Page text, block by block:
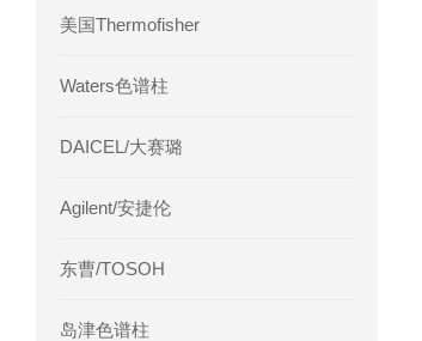
美国Thermofisher
Waters色谱柱
DAICEL/大赛璐
Agilent/安捷伦
东曹/TOSOH
岛津色谱柱